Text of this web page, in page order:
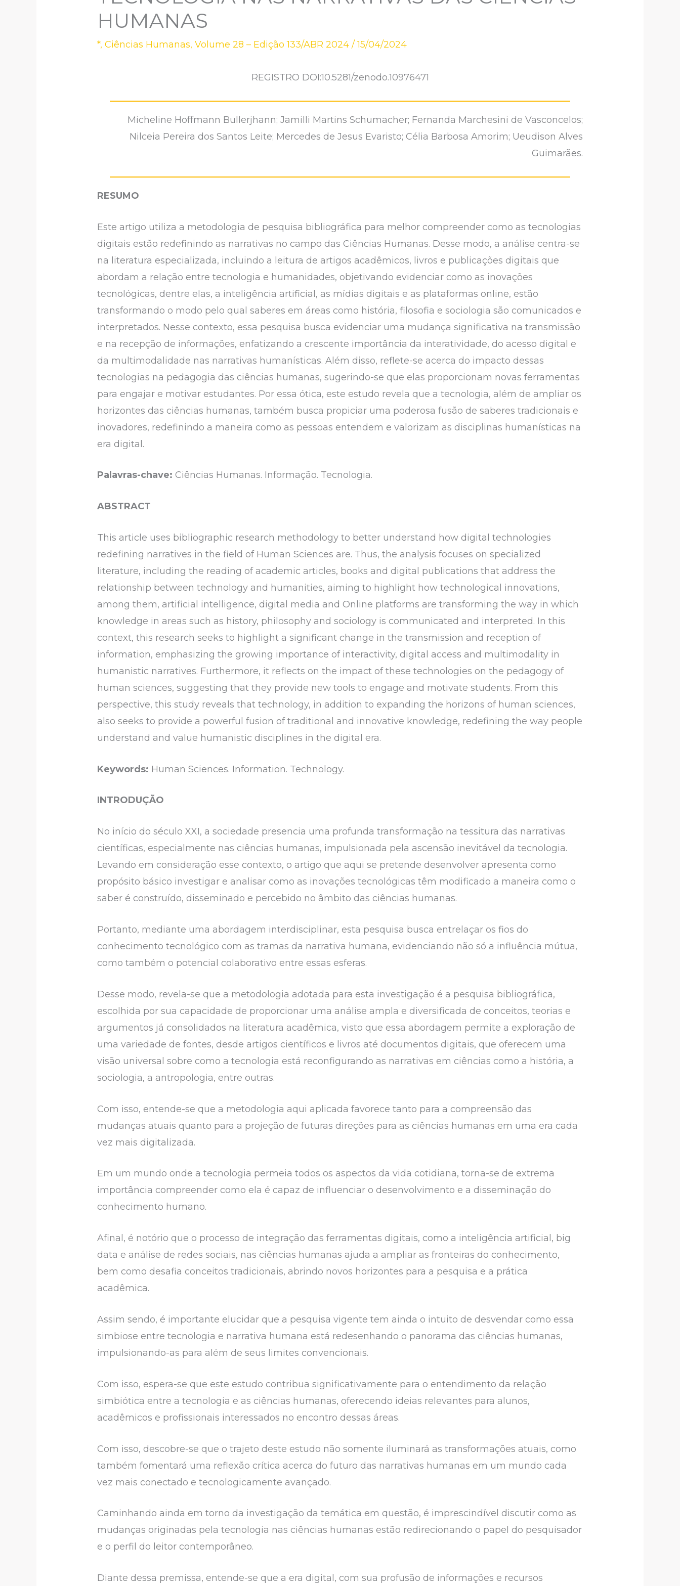
HUMANAS
*,Ciências Humanas,Volume 28 – Edição 133/ABR 2024 /15/04/2024
REGISTRO DOI:10.5281/zenodo.10976471
Micheline Hoffmann Bullerjhann; Jamilli Martins Schumacher; Fernanda Marchesini de Vasconcelos;
Nilceia Pereira dos Santos Leite; Mercedes de Jesus Evaristo; Célia Barbosa Amorim; Ueudison Alves
Guimarães.
RESUMO
Este artigo utiliza a metodologia de pesquisa bibliográfica para melhor compreender como as tecnologias
digitais estão redefinindo as narrativas no campo das Ciências Humanas. Desse modo, a análise centra-se
na literatura especializada, incluindo a leitura de artigos acadêmicos, livros e publicações digitais que
abordam a relação entre tecnologia e humanidades, objetivando evidenciar como as inovações
tecnológicas, dentre elas, a inteligência artificial, as mídias digitais e as plataformas online, estão
transformando o modo pelo qual saberes em áreas como história, filosofia e sociologia são comunicados e
interpretados. Nesse contexto, essa pesquisa busca evidenciar uma mudança significativa na transmissão
e na recepção de informações, enfatizando a crescente importância da interatividade, do acesso digital e
da multimodalidade nas narrativas humanísticas. Além disso, reflete-se acerca do impacto dessas
tecnologias na pedagogia das ciências humanas, sugerindo-se que elas proporcionam novas ferramentas
para engajar e motivar estudantes. Por essa ótica, este estudo revela que a tecnologia, além de ampliar os
horizontes das ciências humanas, também busca propiciar uma poderosa fusão de saberes tradicionais e
inovadores, redefinindo a maneira como as pessoas entendem e valorizam as disciplinas humanísticas na
era digital.
Palavras-chave: Ciências Humanas. Informação. Tecnologia.
ABSTRACT
This article uses bibliographic research methodology to better understand how digital technologies
redefining narratives in the field of Human Sciences are. Thus, the analysis focuses on specialized
literature, including the reading of academic articles, books and digital publications that address the
relationship between technology and humanities, aiming to highlight how technological innovations,
among them, artificial intelligence, digital media and Online platforms are transforming the way in which
knowledge in areas such as history, philosophy and sociology is communicated and interpreted. In this
context, this research seeks to highlight a significant change in the transmission and reception of
information, emphasizing the growing importance of interactivity, digital access and multimodality in
humanistic narratives. Furthermore, it reflects on the impact of these technologies on the pedagogy of
human sciences, suggesting that they provide new tools to engage and motivate students. From this
perspective, this study reveals that technology, in addition to expanding the horizons of human sciences,
also seeks to provide a powerful fusion of traditional and innovative knowledge, redefining the way people
understand and value humanistic disciplines in the digital era.
Keywords: Human Sciences. Information. Technology.
INTRODUÇÃO
No início do século XXI, a sociedade presencia uma profunda transformação na tessitura das narrativas
científicas, especialmente nas ciências humanas, impulsionada pela ascensão inevitável da tecnologia.
Levando em consideração esse contexto, o artigo que aqui se pretende desenvolver apresenta como
propósito básico investigar e analisar como as inovações tecnológicas têm modificado a maneira como o
saber é construído, disseminado e percebido no âmbito das ciências humanas.
Portanto, mediante uma abordagem interdisciplinar, esta pesquisa busca entrelaçar os fios do
conhecimento tecnológico com as tramas da narrativa humana, evidenciando não só a influência mútua,
como também o potencial colaborativo entre essas esferas.
Desse modo, revela-se que a metodologia adotada para esta investigação é a pesquisa bibliográfica,
escolhida por sua capacidade de proporcionar uma análise ampla e diversificada de conceitos, teorias e
argumentos já consolidados na literatura acadêmica, visto que essa abordagem permite a exploração de
uma variedade de fontes, desde artigos científicos e livros até documentos digitais, que oferecem uma
visão universal sobre como a tecnologia está reconfigurando as narrativas em ciências como a história, a
sociologia, a antropologia, entre outras.
Com isso, entende-se que a metodologia aqui aplicada favorece tanto para a compreensão das
mudanças atuais quanto para a projeção de futuras direções para as ciências humanas em uma era cada
vez mais digitalizada.
Em um mundo onde a tecnologia permeia todos os aspectos da vida cotidiana, torna-se de extrema
importância compreender como ela é capaz de influenciar o desenvolvimento e a disseminação do
conhecimento humano.
Afinal, é notório que o processo de integração das ferramentas digitais, como a inteligência artificial, big
data e análise de redes sociais, nas ciências humanas ajuda a ampliar as fronteiras do conhecimento,
bem como desafia conceitos tradicionais, abrindo novos horizontes para a pesquisa e a prática
acadêmica.
Assim sendo, é importante elucidar que a pesquisa vigente tem ainda o intuito de desvendar como essa
simbiose entre tecnologia e narrativa humana está redesenhando o panorama das ciências humanas,
impulsionando-as para além de seus limites convencionais.
Com isso, espera-se que este estudo contribua significativamente para o entendimento da relação
simbiótica entre a tecnologia e as ciências humanas, oferecendo ideias relevantes para alunos,
acadêmicos e profissionais interessados no encontro dessas áreas.
Com isso, descobre-se que o trajeto deste estudo não somente iluminará as transformações atuais, como
também fomentará uma reflexão crítica acerca do futuro das narrativas humanas em um mundo cada
vez mais conectado e tecnologicamente avançado.
Caminhando ainda em torno da investigação da temática em questão, é imprescindível discutir como as
mudanças originadas pela tecnologia nas ciências humanas estão redirecionando o papel do pesquisador
e o perfil do leitor contemporâneo.
Diante dessa premissa, entende-se que a era digital, com sua profusão de informações e recursos